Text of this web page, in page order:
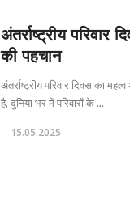
अंतर्राष्ट्रीय
की पहचान
अंतर्राष्ट्रीय परिवार दिवस का
है, दुनिया भर में परिवारों के ...
15.05.2025